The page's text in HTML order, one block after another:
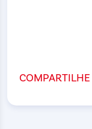
COMPARTILHE